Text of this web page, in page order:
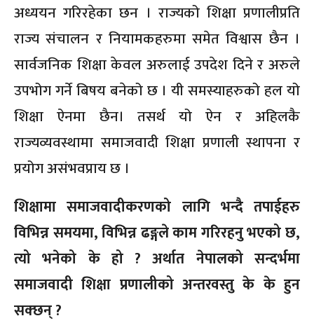
अध्ययन गरिरहेका छन । राज्यको शिक्षा प्रणालीप्रति
राज्य संचालन र नियामकहरुमा समेत विश्वास छैन ।
सार्वजनिक शिक्षा केवल अरुलाई उपदेश दिने र अरुले
उपभोग गर्ने बिषय बनेको छ । यी समस्याहरुको हल यो
शिक्षा ऐनमा छैन। तसर्थ यो ऐन र अहिलकै
राज्यव्यवस्थामा समाजवादी शिक्षा प्रणाली स्थापना र
प्रयोग असंभवप्राय छ ।
शिक्षामा समाजवादीकरणको लागि भन्दै तपाईहरु
विभिन्न समयमा, विभिन्न ढङ्गले काम गरिरहनु भएको छ,
त्यो भनेको के हो ? अर्थात नेपालको सन्दर्भमा
समाजवादी शिक्षा प्रणालीको अन्तरवस्तु के के हुन
सक्छन् ?